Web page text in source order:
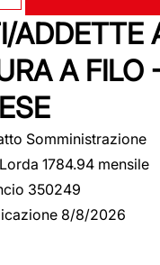
ADDETTE
A FILO
Somministrazione
1784.94 mensile
350249
8/8/2026